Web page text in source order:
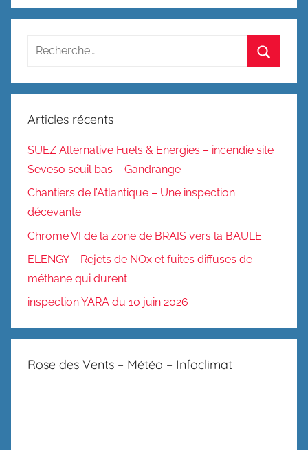
Recherche
:
Articles récents
SUEZ Alternative Fuels & Energies – incendie site
Seveso seuil bas – Gandrange
Chantiers de l’Atlantique – Une inspection
décevante
Chrome VI de la zone de BRAIS vers la BAULE
ELENGY – Rejets de NOx et fuites diffuses de
méthane qui durent
inspection YARA du 10 juin 2026
Rose des Vents – Météo – Infoclimat